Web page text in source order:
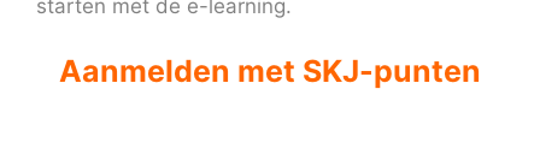
starten met de e-learning.
Aanmelden met SKJ-punten